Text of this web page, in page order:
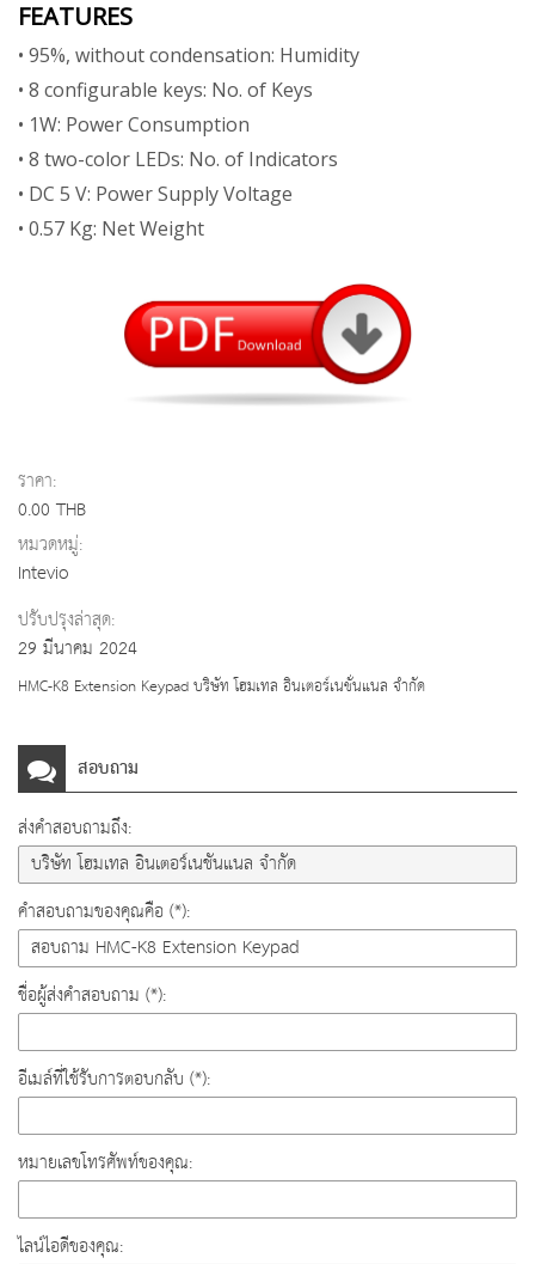
FEATURES
• 95%, without condensation: Humidity
• 8 configurable keys: No. of Keys
• 1W: Power Consumption
• 8 two-color LEDs: No. of Indicators
• DC 5 V: Power Supply Voltage
• 0.57 Kg: Net Weight
ราคา:
0.00 THB
หมวดหมู่:
Intevio
ปรับปรุงล่าสุด:
29 มีนาคม 2024
HMC-K8 Extension Keypad บริษัท โฮมเทล อินเตอร์เนชั่นแนล จำกัด
สอบถาม
ส่งคำสอบถามถึง:
คำสอบถามของคุณคือ (*):
ชื่อผู้ส่งคำสอบถาม (*):
อีเมล์ที่ใช้รับการตอบกลับ (*):
หมายเลขโทรศัพท์ของคุณ:
ไลน์ไอดีของคุณ: